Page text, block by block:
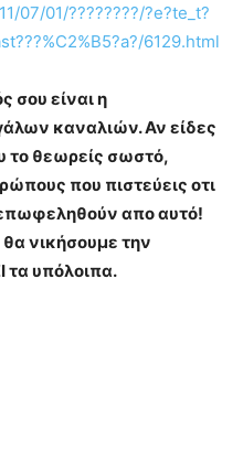
07/01/????????/?e?te_t?
6129.html
σου είναι η
καναλιών. Αν είδες
το θεωρείς σωστό,
που πιστεύεις οτι
απο αυτό!
νικήσουμε την
τα υπόλοιπα.